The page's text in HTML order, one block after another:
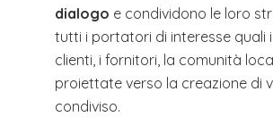
dialogo e condividono le loro
tutti i portatori di interesse quali
clienti, i fornitori, la comunità
proiettate verso la creazione di
condiviso.